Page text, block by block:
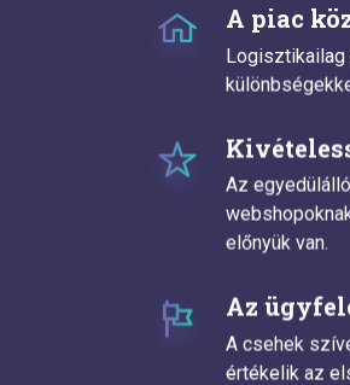
A piac
Logisztikailag
Az
előnyük van.
Az
A csehek
értékelik az